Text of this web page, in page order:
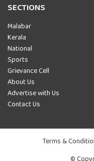
SECTIONS
Malabar
Kerala
National
Sports
Grievance Cell
About Us
Advertise with Us
Contact Us
Terms &
©